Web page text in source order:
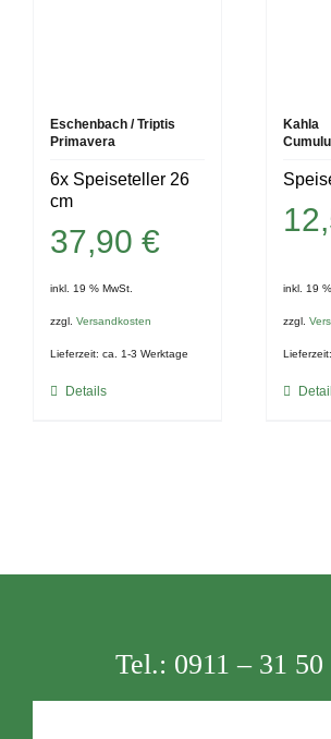
Eschenbach / Triptis
Primavera
6x Speiseteller 26
cm
37,90 €
inkl. 19 % MwSt.
zzgl. Versandkosten
Lieferzeit: ca. 1-3 Werktage
Details
Kahla
inkl. 19
zzgl.
Tel.: 0911 – 31 50